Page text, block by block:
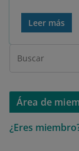
Leer más
Área de
¿Eres